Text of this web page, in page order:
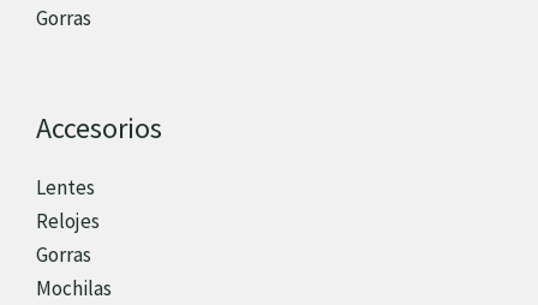
Gorras
Accesorios
Lentes
Relojes
Gorras
Mochilas